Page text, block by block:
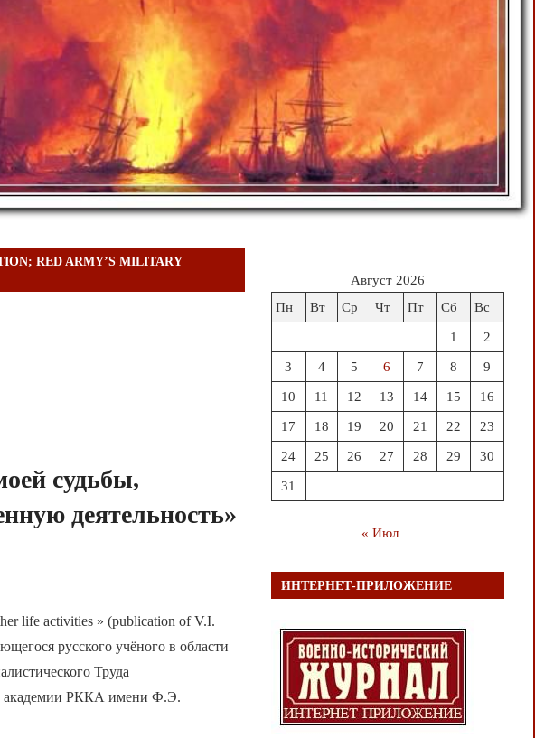
RED ARMY’S MILITARY
судьбы,
деятельность»
life activities » (publication of V.I.
русского учёного в области
Труда
академии РККА имени Ф.Э.
Август 2026
Пн
Вт Ср Чт Пт Сб Вс
1 2
3 4 5 6 7 8 9
10 11 12 13 14 15 16
17 18 19 20 21 22 23
24 25 26 27 28 29 30
31
« Июл
ИНТЕРНЕТ-ПРИЛОЖЕНИЕ